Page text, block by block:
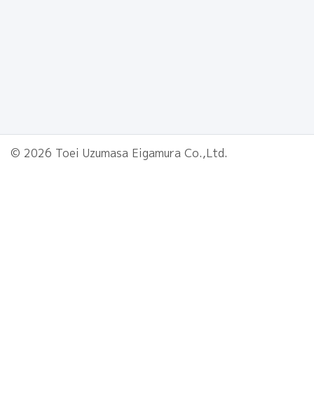
© 2026 Toei Uzumasa Eigamura Co.,Ltd.